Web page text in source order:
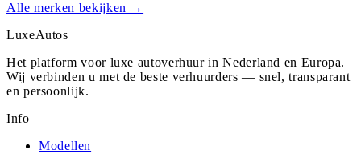
Alle merken bekijken →
LuxeAutos
Het platform voor luxe autoverhuur in Nederland en Europa.
Wij verbinden u met de beste verhuurders — snel, transparant
en persoonlijk.
Info
Modellen